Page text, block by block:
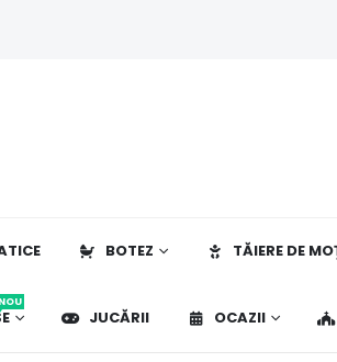
BOTEZ TĂIERE DE
NOU
JUCĂRII OCAZII